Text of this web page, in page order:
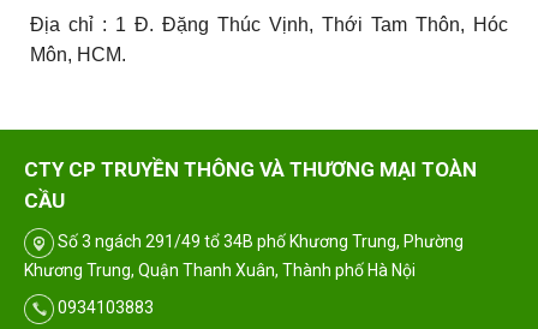
Địa chỉ : 1 Đ. Đặng Thúc Vịnh, Thới Tam Thôn, Hóc
Môn, HCM.
CTY CP TRUYỀN THÔNG VÀ THƯƠNG MẠI TOÀN
CẦU
Số 3 ngách 291/49 tổ 34B phố Khương Trung, Phường
Khương Trung, Quận Thanh Xuân, Thành phố Hà Nội
0934103883